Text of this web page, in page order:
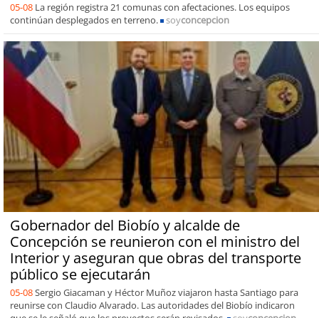
05-08 La región registra 21 comunas con afectaciones. Los equipos
continúan desplegados en terreno.
soyconcepcion
Gobernador del Biobío y alcalde de
Concepción se reunieron con el ministro del
Interior y aseguran que obras del transporte
público se ejecutarán
05-08Sergio Giacaman y Héctor Muñoz viajaron hasta Santiago para
reunirse con Claudio Alvarado. Las autoridades del Biobío indicaron